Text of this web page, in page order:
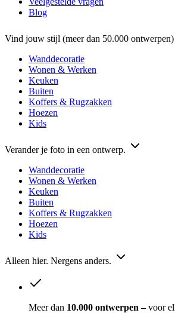
Blog
Vind jouw stijl (meer dan 50.000 ontwerpen)
Wanddecoratie
Wonen & Werken
Keuken
Buiten
Koffers & Rugzakken
Hoezen
Kids
Verander je foto in een ontwerp.
Wanddecoratie
Wonen & Werken
Keuken
Buiten
Koffers & Rugzakken
Hoezen
Kids
Alleen hier. Nergens anders.
Meer dan 10.000 ontwerpen –voor